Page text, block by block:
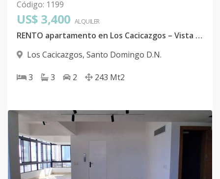
Código: 1199
US$ 3,400 ALQUILER
RENTO apartamento en Los Cacicazgos – Vista al mar
Los Cacicazgos, Santo Domingo D.N.
3 3 2 243 Mt2